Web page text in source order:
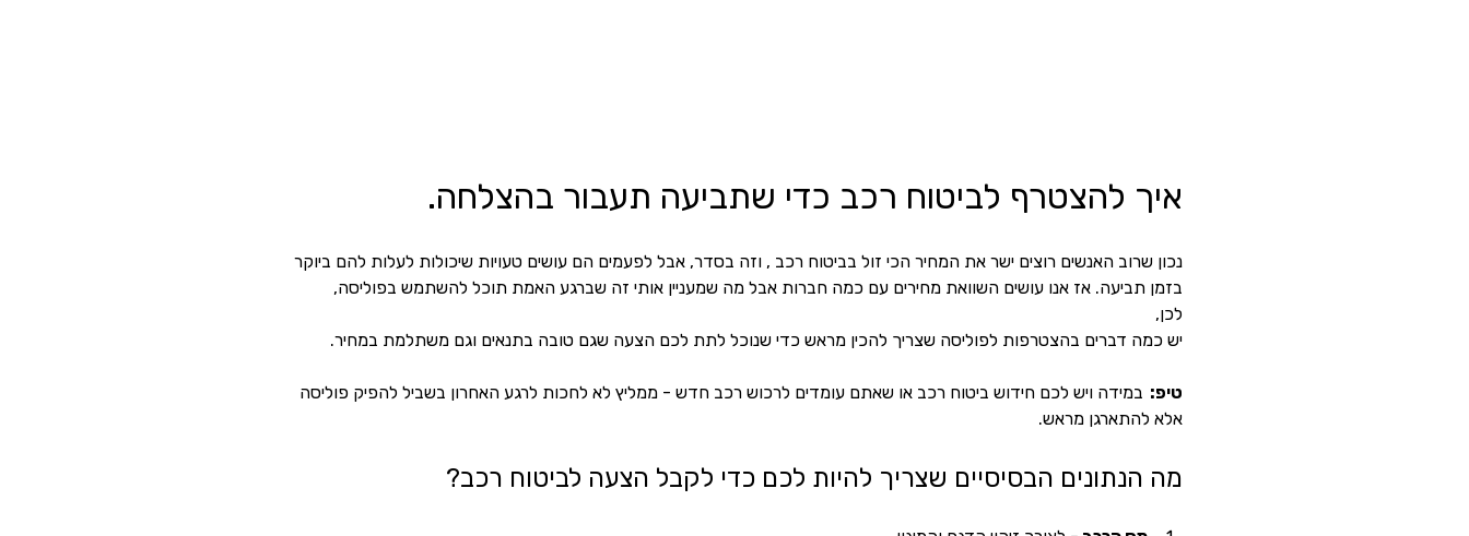
איך להצטרף לביטוח רכב כדי שתביעה תעבור בהצלחה.
נכון שרוב האנשים רוצים ישר את המחיר הכי זול בביטוח רכב , וזה בסדר, אבל לפעמים הם עושים טעויות שיכולות לעלות להם ביוקר
בזמן תביעה. אז אנו עושים השוואת מחירים עם כמה חברות אבל מה שמעניין אותי זה שברגע האמת תוכל להשתמש בפוליסה,
לכן,
יש כמה דברים בהצטרפות לפוליסה שצריך להכין מראש כדי שנוכל לתת לכם הצעה שגם טובה בתנאים וגם משתלמת במחיר.
טיפ: במידה ויש לכם חידוש ביטוח רכב או שאתם עומדים לרכוש רכב חדש - ממליץ לא לחכות לרגע האחרון בשביל להפיק פוליסה
אלא להתארגן מראש.
מה הנתונים הבסיסיים שצריך להיות לכם כדי לקבל הצעה לביטוח רכב?